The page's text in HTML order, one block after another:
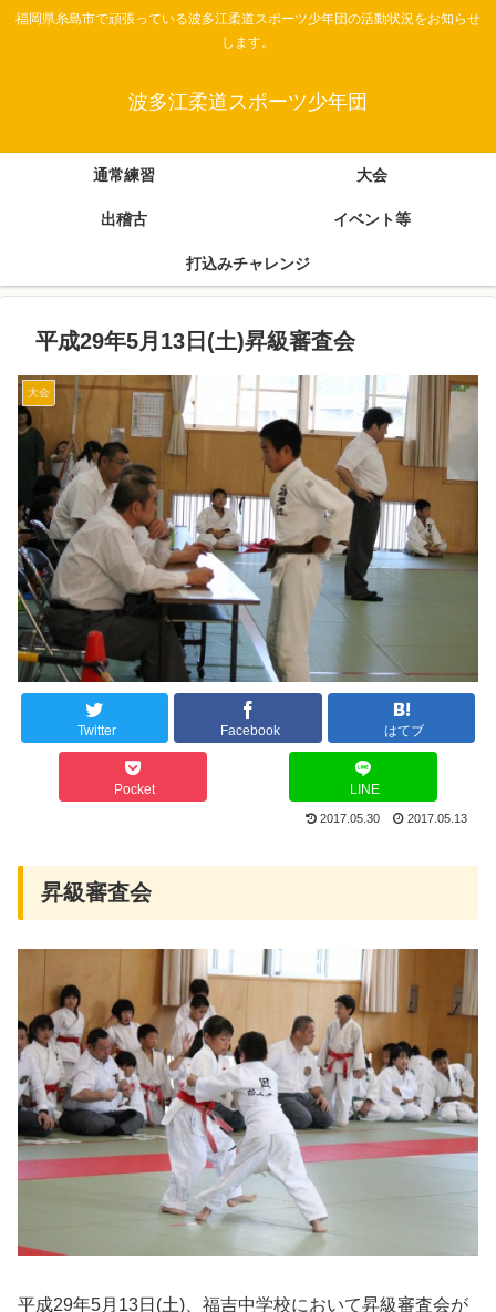
福岡県糸島市で頑張っている波多江柔道スポーツ少年団の活動状況をお知らせ
します。
波多江柔道スポーツ少年団
通常練習 大会
出稽古 イベント等
打込みチャレンジ
平成29年5月13日(土)昇級審査会
大会
Twitter Facebook はてブ
Pocket LINE
2017.05.30 2017.05.13
昇級審査会
平成29年5月13日(土)、福吉中学校において昇級審査会が